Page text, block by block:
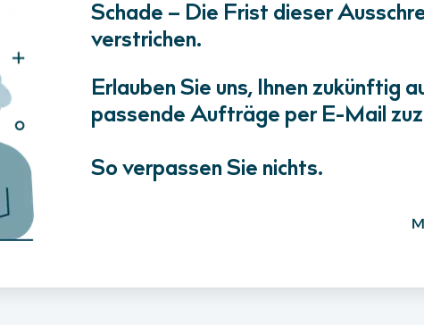
Schade – Die Frist dieser
verstrichen.
Erlauben Sie uns, Ihnen zukünftig
passende Aufträge per E-Mail
So verpassen Sie nichts.